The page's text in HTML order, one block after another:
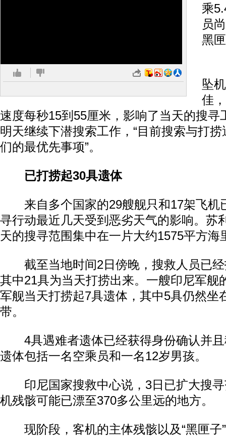
乘
员
黑
坠
佳
速度每秒15到55厘米，影响了当天的搜寻
明天继续下潜搜索工作，“目前搜索与打
们的最优先事项”。
已打捞起30具遗体
来自多个国家的29艘舰只和17架飞机
寻行动最近几天受到恶劣天气的影响。苏
天的搜寻范围集中在一片大约1575平方海
截至当地时间2日傍晚，搜救人员已经
其中21具为当天打捞出来。一艘印尼军舰
军舰当天打捞起7具遗体，其中5具仍然坐
带。
4具遇难者遗体已经获得身份确认并且
遗体包括一名空乘员和一名12岁男孩。
印尼国家搜救中心说，3日已扩大搜寻
机残骸可能已漂至370多公里远的地方。
现阶段，客机的主体残骸以及“黑匣子